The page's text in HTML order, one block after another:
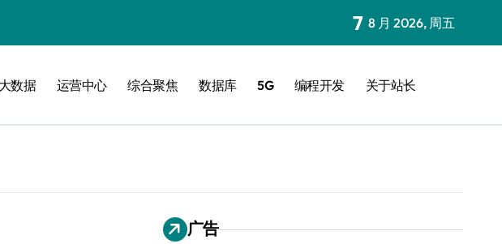
7 8 月 2026, 周五
大数据 运营中心 综合聚焦 数据库 5G 编程开发 关于站长
广告